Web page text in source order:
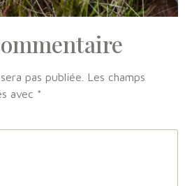
pas publiée. Les champs
avec *